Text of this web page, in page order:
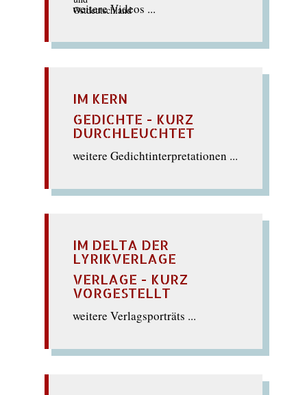
weitere Videos ...
IM KERN
GEDICHTE - KURZ
DURCHLEUCHTET
weitere Gedichtinterpretationen ...
IM DELTA DER
LYRIKVERLAGE
VERLAGE - KURZ
VORGESTELLT
weitere Verlagsporträts ...